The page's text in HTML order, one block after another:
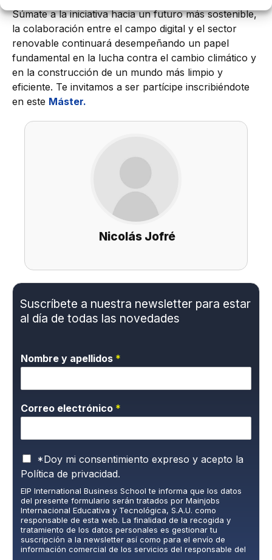
Súmate a la iniciativa hacia un futuro más sostenible,
la colaboración entre el campo digital y el sector
renovable continuará desempeñando un papel
fundamental en la lucha contra el cambio climático y
en la construcción de un mundo más limpio y
eficiente. Te invitamos a ser partícipe inscribiéndote
en este Máster.
Nicolás Jofré
Suscríbete a nuestra newsletter para estar
al día de todas las novedades
Nombre y apellidos *
Correo electrónico *
P
o
í
t
i
c
a
d
*Doy mi consentimiento expreso y acepto la
Política de privacidad.
EIP International Business School te informa que los datos
del presente formulario serán tratados por Mainjobs
Internacional Educativa y Tecnológica, S.A.U. como
responsable de esta web. La finalidad de la recogida y
tratamiento de los datos personales es gestionar tu
suscripción a la newsletter así como para el envío de
información comercial de los servicios del responsable del